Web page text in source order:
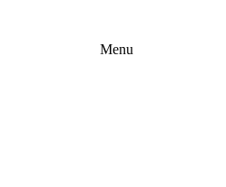
Menu